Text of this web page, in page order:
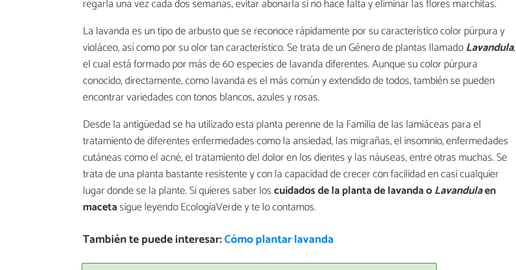
regarla una vez cada dos semanas, evitar abonarla si no hace falta y eliminar las flores marchitas.
La lavanda es un tipo de arbusto que se reconoce rápidamente por su característico color púrpura y
violáceo, así como por su olor tan característico. Se trata de un Género de plantas llamadoLavandula,
el cual está formado por más de 60 especies de lavanda diferentes. Aunque su color púrpura
conocido, directamente, como lavanda es el más común y extendido de todos, también se pueden
encontrar variedades con tonos blancos, azules y rosas.
Desde la antigüedad se ha utilizado esta planta perenne de la Familia de las lamiáceas para el
tratamiento de diferentes enfermedades como la ansiedad, las migrañas, el insomnio, enfermedades
cutáneas como el acné, el tratamiento del dolor en los dientes y las náuseas, entre otras muchas. Se
trata de una planta bastante resistente y con la capacidad de crecer con facilidad en casi cualquier
lugar donde se la plante. Si quieres saber loscuidados de la planta de lavanda oLavandulaen
macetasigue leyendo EcologíaVerde y te lo contamos.
También te puede interesar:Cómo plantar lavanda